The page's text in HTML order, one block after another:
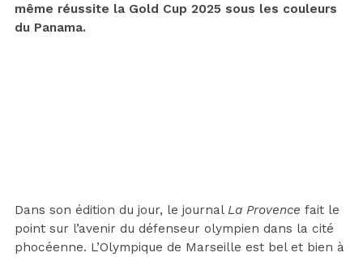
même réussite la Gold Cup 2025 sous les couleurs
du Panama.
Dans son édition du jour, le journal La Provence fait le
point sur l’avenir du défenseur olympien dans la cité
phocéenne. L’Olympique de Marseille est bel et bien à